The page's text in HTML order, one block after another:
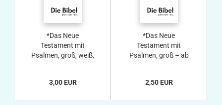
*Das Neue
Testament mit
Psalmen, groß, weiß,
3,00 EUR
*Das Neue
Testament mit
Psalmen, groß – ab
2,50 EUR